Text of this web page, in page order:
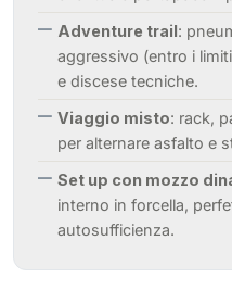
Adventure trail:
aggressivo (entro i
e discese tecniche.
Viaggio misto: rack,
per alternare asfalto e
Set up con mozzo
interno in forcella,
autosufficienza.